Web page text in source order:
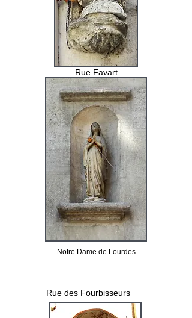
Rue Favart
Notre Dame de Lourdes
Rue des Fourbisseurs